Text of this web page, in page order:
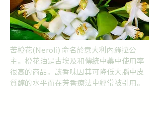
苦橙花(Neroli) 命名於意大利內羅拉公
主。橙花油是古埃及和傳統中藥中使用率
很高的商品。該香味因其可降低大腦中皮
質醇的水平而在芳香療法中經常被引用。